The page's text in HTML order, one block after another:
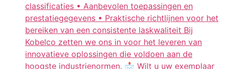
classificaties • Aanbevolen toepassingen en
prestatiegegevens • Praktische richtlijnen voor het
bereiken van een consistente laskwaliteit Bij
Kobelco zetten we ons in voor het leveren van
innovatieve oplossingen die voldoen aan de
hoogste industrienormen. 📩 Wilt u uw exemplaar